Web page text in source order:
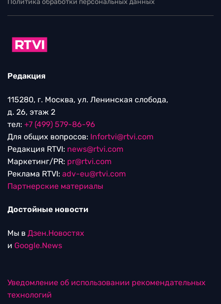
Редакция
115280, г. Москва, ул. Ленинская слобода,
д. 26, этаж 2
тел: +7 (499) 579-86-96
Для общих вопросов: Infortvi@rtvi.com
Редакция RTVI: news@rtvi.com
Маркетинг/PR: pr@rtvi.com
Реклама RTVI: adv-eu@rtvi.com
Партнерские материалы
Достойные новости
Мы в Дзен.Новостях
и Google.News
Уведомление об использовании рекомендательных
технологий